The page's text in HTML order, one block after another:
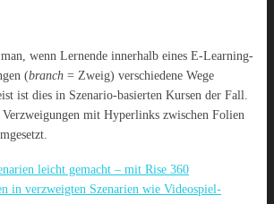
wenn Lernende innerhalb eines E-Learning-
(branch = Zweig) verschiedene Wege
ist dies in Szenario-basierten Kursen der Fall.
Verzweigungen mit Hyperlinks zwischen Folien
leicht gemacht – mit Rise 360
in verzweigten Szenarien wie Videospiel-